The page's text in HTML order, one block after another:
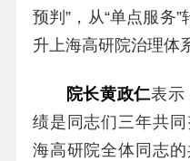
预判”，从“单点服务
升上海高研院治理体
院长黄政仁表示
绩是同志们三年共
海高研院全体同志的